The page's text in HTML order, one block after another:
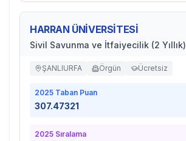
HARRAN ÜNİVERSİTESİ
Sivil Savunma ve İtfaiyecilik (2 Yıllık)
ŞANLIURFA Örgün Ücretsiz
2025 Taban Puan
307.47321
2025 Sıralama